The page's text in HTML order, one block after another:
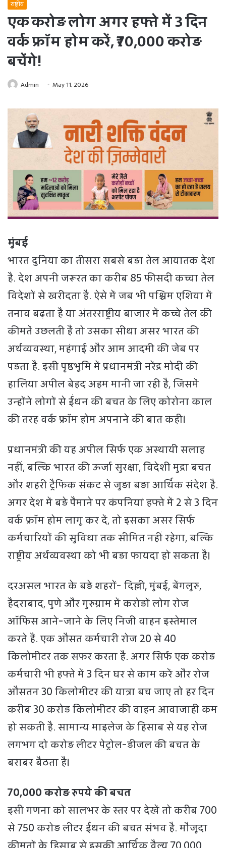
राष्ट्रीय
एक करोड़ लोग अगर हफ्ते में 3 दिन
वर्क फ्रॉम होम करें, ₹70,000 करोड़
बचेंगे!
Admin May 11, 2026
मुंबई
भारत दुनिया का तीसरा सबसे बड़ा तेल आयातक देश
है. देश अपनी जरूरत का करीब 85 फीसदी कच्चा तेल
विदेशों से खरीदता है. ऐसे में जब भी पश्चिम एशिया में
तनाव बढ़ता है या अंतरराष्ट्रीय बाजार में कच्चे तेल की
कीमतें उछलती हैं तो उसका सीधा असर भारत की
अर्थव्यवस्था, महंगाई और आम आदमी की जेब पर
पड़ता है. इसी पृष्ठभूमि में प्रधानमंत्री नरेंद्र मोदी की
हालिया अपील बेहद अहम मानी जा रही है, जिसमें
उन्होंने लोगों से ईंधन की बचत के लिए कोरोना काल
की तरह वर्क फ्रॉम होम अपनाने की बात कही।
प्रधानमंत्री की यह अपील सिर्फ एक अस्थायी सलाह
नहीं, बल्कि भारत की ऊर्जा सुरक्षा, विदेशी मुद्रा बचत
और शहरी ट्रैफिक संकट से जुड़ा बड़ा आर्थिक संदेश है.
अगर देश में बड़े पैमाने पर कंपनियां हफ्ते में 2 से 3 दिन
वर्क फ्रॉम होम लागू कर दें, तो इसका असर सिर्फ
कर्मचारियों की सुविधा तक सीमित नहीं रहेगा, बल्कि
राष्ट्रीय अर्थव्यवस्था को भी बड़ा फायदा हो सकता है।
दरअसल भारत के बड़े शहरों- दिल्ली, मुंबई, बेंगलुरु,
हैदराबाद, पुणे और गुरुग्राम में करोड़ों लोग रोज
ऑफिस आने-जाने के लिए निजी वाहन इस्तेमाल
करते हैं. एक औसत कर्मचारी रोज 20 से 40
किलोमीटर तक सफर करता है. अगर सिर्फ एक करोड़
कर्मचारी भी हफ्ते में 3 दिन घर से काम करें और रोज
औसतन 30 किलोमीटर की यात्रा बच जाए तो हर दिन
करीब 30 करोड़ किलोमीटर की वाहन आवाजाही कम
हो सकती है. सामान्य माइलेज के हिसाब से यह रोज
लगभग दो करोड़ लीटर पेट्रोल-डीजल की बचत के
बराबर बैठता है।
70,000 करोड़ रुपये की बचत
इसी गणना को सालभर के स्तर पर देखें तो करीब 700
से 750 करोड़ लीटर ईंधन की बचत संभव है. मौजूदा